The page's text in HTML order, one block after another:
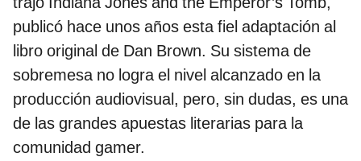
publicó hace unos años esta fiel adaptación al
libro original de Dan Brown. Su sistema de
sobremesa no logra el nivel alcanzado en la
producción audiovisual, pero, sin dudas, es una
de las grandes apuestas literarias para la
comunidad gamer.